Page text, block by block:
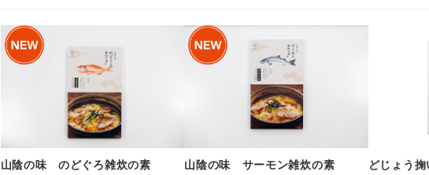
山陰の味 のどぐろ雑炊の素
山陰の味 サーモン雑炊の素
どじょう